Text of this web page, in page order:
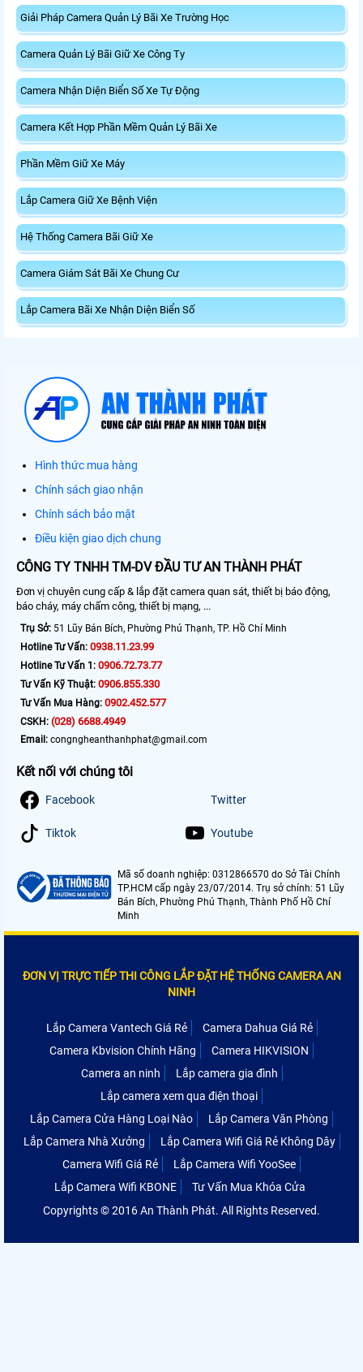
Giải Pháp Camera Quản Lý Bãi Xe Trường Học
Camera Quản Lý Bãi Giữ Xe Công Ty
Camera Nhận Diện Biển Số Xe Tự Động
Camera Kết Hợp Phần Mềm Quản Lý Bãi Xe
Phần Mềm Giữ Xe Máy
Lắp Camera Giữ Xe Bệnh Viện
Hệ Thống Camera Bãi Giữ Xe
Camera Giám Sát Bãi Xe Chung Cư
Lắp Camera Bãi Xe Nhận Diện Biển Số
Hình thức mua hàng
Chính sách giao nhận
Chính sách bảo mật
Điều kiện giao dịch chung
CÔNG TY TNHH TM-DV ĐẦU TƯ AN THÀNH PHÁT
Đơn vị chuyên cung cấp & lắp đặt camera quan sát, thiết bị báo động,
báo cháy, máy chấm công, thiết bị mạng, ...
Trụ Sở: 51 Lũy Bán Bích, Phường Phú Thạnh, TP. Hồ Chí Minh
Hotline Tư Vấn: 0938.11.23.99
Hotline Tư Vấn 1: 0906.72.73.77
Tư Vấn Kỹ Thuật: 0906.855.330
Tư Vấn Mua Hàng: 0902.452.577
CSKH: (028) 6688.4949
Email: congngheanthanhphat@gmail.com
Kết nối với chúng tôi
Facebook Twitter
Tiktok Youtube
Mã số doanh nghiệp: 0312866570 do Sở Tài Chính
TP.HCM cấp ngày 23/07/2014. Trụ sở chính: 51 Lũy
Bán Bích, Phường Phú Thạnh, Thành Phố Hồ Chí
Minh
ĐƠN VỊ TRỰC TIẾP THI CÔNG LẮP ĐẶT HỆ THỐNG CAMERA AN
NINH
Lắp Camera Vantech Giá Rẻ
Camera Dahua Giá Rẻ
Camera Kbvision Chính Hãng
Camera HIKVISION
Camera an ninh
Lắp camera gia đình
Lắp camera xem qua điện thoại
Lắp Camera Cửa Hàng Loại Nào
Lắp Camera Văn Phòng
Lắp Camera Nhà Xưởng
Lắp Camera Wifi Giá Rẻ Không Dây
Camera Wifi Giá Rẻ
Lắp Camera Wifi YooSee
Lắp Camera Wifi KBONE
Tư Vấn Mua Khóa Cửa
Copyrights © 2016 An Thành Phát. All Rights Reserved.